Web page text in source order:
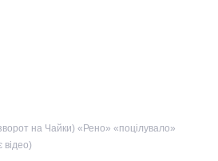
на Чайки) «Рено» «поцілувало»